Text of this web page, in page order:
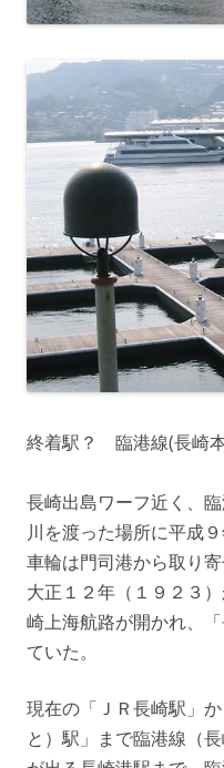
終着駅？ 臨港線(長
長崎出島ワーフ近く、
川を渡った場所に平成
車輪は門司港から取り
大正１２年（１９２３
崎上海航路が開かれ、
ていた。
現在の「ＪＲ長崎駅」
と）駅」まで臨港線（